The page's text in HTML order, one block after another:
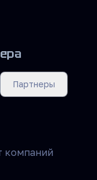
Партнеры
компаний